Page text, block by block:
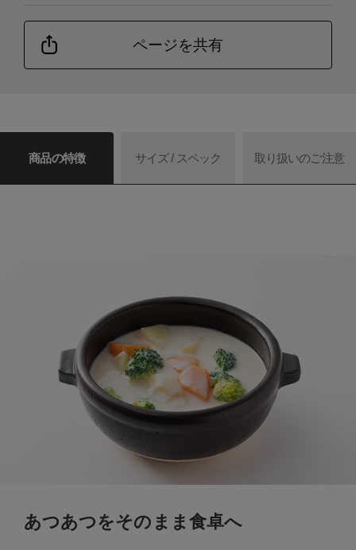
ページを共有
商品の特徴 サイズ / スペック 取り扱いのご注意
あつあつをそのまま食卓へ